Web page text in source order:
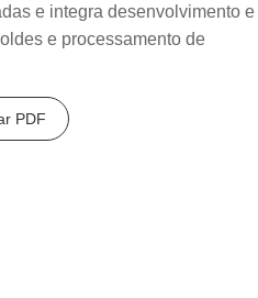
e integra desenvolvimento e
e processamento de
PDF